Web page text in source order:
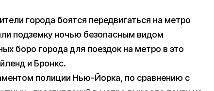
города боятся передвигаться на метро
подземку ночью безопасным видом
боро города для поездок на метро в это
и Бронкс.
полиции Нью-Йорка, по сравнению с